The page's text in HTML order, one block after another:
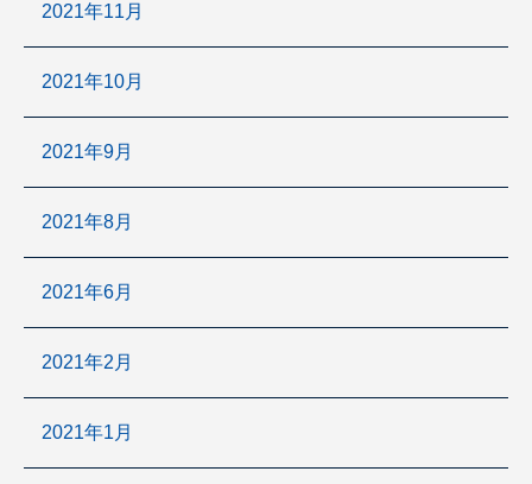
2021年11月
2021年10月
2021年9月
2021年8月
2021年6月
2021年2月
2021年1月